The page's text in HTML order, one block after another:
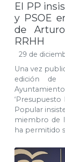
El PP
y PSOE
de
RRHH
29 de
Una vez
edición de
Popular
miembro de
ha permitido